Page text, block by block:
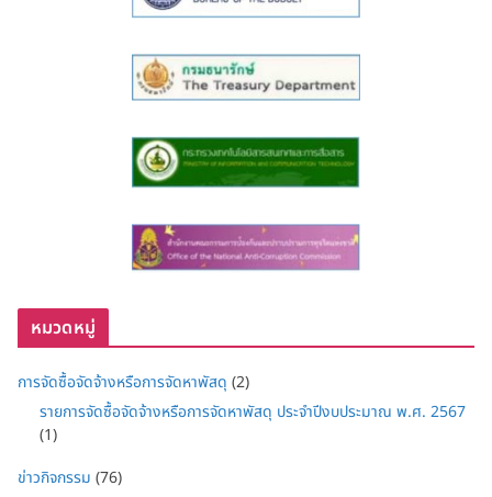
หมวดหมู่
การจัดซื้อจัดจ้างหรือการจัดหาพัสดุ (2)
รายการจัดซื้อจัดจ้างหรือการจัดหาพัสดุ ประจำปีงบประมาณ พ.ศ. 2567
(1)
ข่าวกิจกรรม (76)